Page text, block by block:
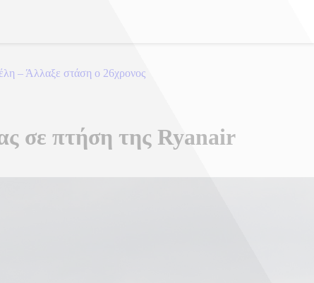
– Άλλαξε στάση ο 26χρονος
σε πτήση της Ryanair